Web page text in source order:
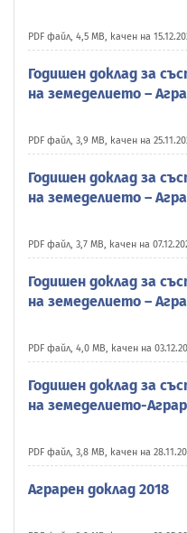
PDF файл, 4,5 MB, качен на
Годишен доклад за
на земеделието –
PDF файл, 3,9 MB, качен на
Годишен доклад за
на земеделието –
PDF файл, 3,7 MB, качен на
Годишен доклад за
на земеделието –
PDF файл, 4,0 MB, качен на
Годишен доклад за
на земеделието-
PDF файл, 3,8 MB, качен на
Аграрен доклад 2018